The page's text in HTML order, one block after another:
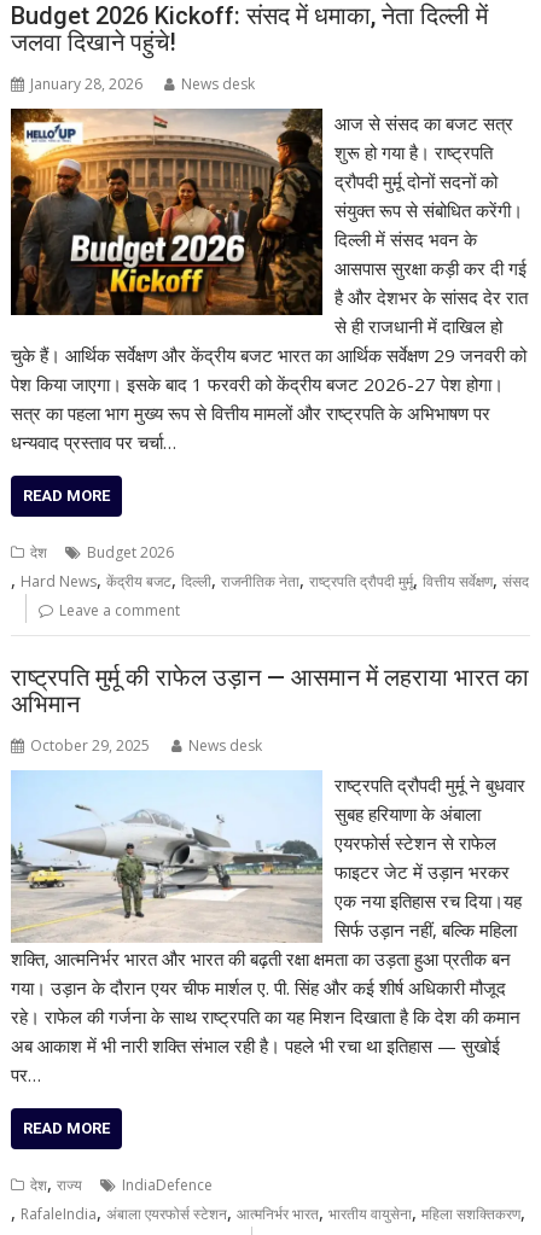
Budget 2026 Kickoff: संसद में धमाका, नेता दिल्ली में
जलवा दिखाने पहुंचे!
January 28, 2026 News desk
आज से संसद का बजट सत्र
शुरू हो गया है। राष्ट्रपति
द्रौपदी मुर्मू दोनों सदनों को
संयुक्त रूप से संबोधित करेंगी।
दिल्ली में संसद भवन के
आसपास सुरक्षा कड़ी कर दी गई
है और देशभर के सांसद देर रात
से ही राजधानी में दाखिल हो
चुके हैं। आर्थिक सर्वेक्षण और केंद्रीय बजट भारत का आर्थिक सर्वेक्षण 29 जनवरी को
पेश किया जाएगा। इसके बाद 1 फरवरी को केंद्रीय बजट 2026-27 पेश होगा।
सत्र का पहला भाग मुख्य रूप से वित्तीय मामलों और राष्ट्रपति के अभिभाषण पर
धन्यवाद प्रस्ताव पर चर्चा…
READ MORE
देश Budget 2026
, Hard News,केंद्रीय बजट,दिल्ली,राजनीतिक नेता,राष्ट्रपति द्रौपदी मुर्मू,वित्तीय सर्वेक्षण,संसद
Leave a comment
राष्ट्रपति मुर्मू की राफेल उड़ान — आसमान में लहराया भारत का
अभिमान
October 29, 2025 News desk
राष्ट्रपति द्रौपदी मुर्मू ने बुधवार
सुबह हरियाणा के अंबाला
एयरफोर्स स्टेशन से राफेल
फाइटर जेट में उड़ान भरकर
एक नया इतिहास रच दिया।यह
सिर्फ उड़ान नहीं, बल्कि महिला
शक्ति, आत्मनिर्भर भारत और भारत की बढ़ती रक्षा क्षमता का उड़ता हुआ प्रतीक बन
गया। उड़ान के दौरान एयर चीफ मार्शल ए. पी. सिंह और कई शीर्ष अधिकारी मौजूद
रहे। राफेल की गर्जना के साथ राष्ट्रपति का यह मिशन दिखाता है कि देश की कमान
अब आकाश में भी नारी शक्ति संभाल रही है। पहले भी रचा था इतिहास — सुखोई
पर…
READ MORE
देश,राज्य IndiaDefence
, RafaleIndia,अंबाला एयरफोर्स स्टेशन,आत्मनिर्भर भारत,भारतीय वायुसेना,महिला सशक्तिकरण,